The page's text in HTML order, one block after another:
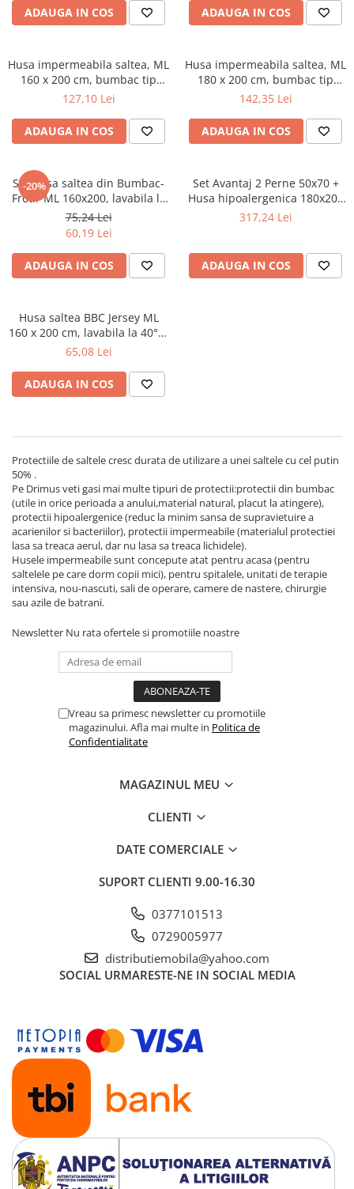
ADAUGA IN COS ADAUGA IN COS
Husa impermeabila saltea, ML
160 x 200 cm, bumbac tip
frotir, poliuretan, lavabila la
127,10 Lei
ADAUGA IN COS
Husa impermeabila saltea, ML
180 x 200 cm, bumbac tip
frotir, poliuretan, lavabila la
142,35 Lei
ADAUGA IN COS
-20%
Set husa saltea din Bumbac-
Frotir ML 160x200, lavabila la
40°C si 2 fete de perna 50x70
cm, multicolor
75,24 Lei
60,19 Lei
ADAUGA IN COS
Set Avantaj 2 Perne 50x70 +
Husa hipoalergenica 180x200
+ Pilota iarna 200x200
317,24 Lei
ADAUGA IN COS
Husa saltea BBC Jersey ML
160 x 200 cm, lavabila la 40°C,
prindere cu elastic
65,08 Lei
ADAUGA IN COS
Protectiile de saltele cresc durata de utilizare a unei saltele cu cel putin
50% .
Pe Drimus veti gasi mai multe tipuri de protectii:protectii din bumbac
(utile in orice perioada a anului,material natural, placut la atingere),
protectii hipoalergenice (reduc la minim sansa de supravietuire a
acarienilor si bacteriilor), protectii impermeabile (materialul protectiei
lasa sa treaca aerul, dar nu lasa sa treaca lichidele).
Husele impermeabile sunt concepute atat pentru acasa (pentru
saltelele pe care dorm copii mici), pentru spitalele, unitati de terapie
intensiva, nou-nascuti, sali de operare, camere de nastere, chirurgie
sau azile de batrani.
Newsletter Nu rata ofertele si promotiile noastre
Vreau sa primesc newsletter cu promotiile
magazinului. Afla mai multe in Politica de
Confidentialitate
MAGAZINUL MEU
CLIENTI
DATE COMERCIALE
SUPORT CLIENTI 9.00-16.30
0377101513
0729005977
distributiemobila@yahoo.com
SOCIAL URMARESTE-NE IN SOCIAL MEDIA